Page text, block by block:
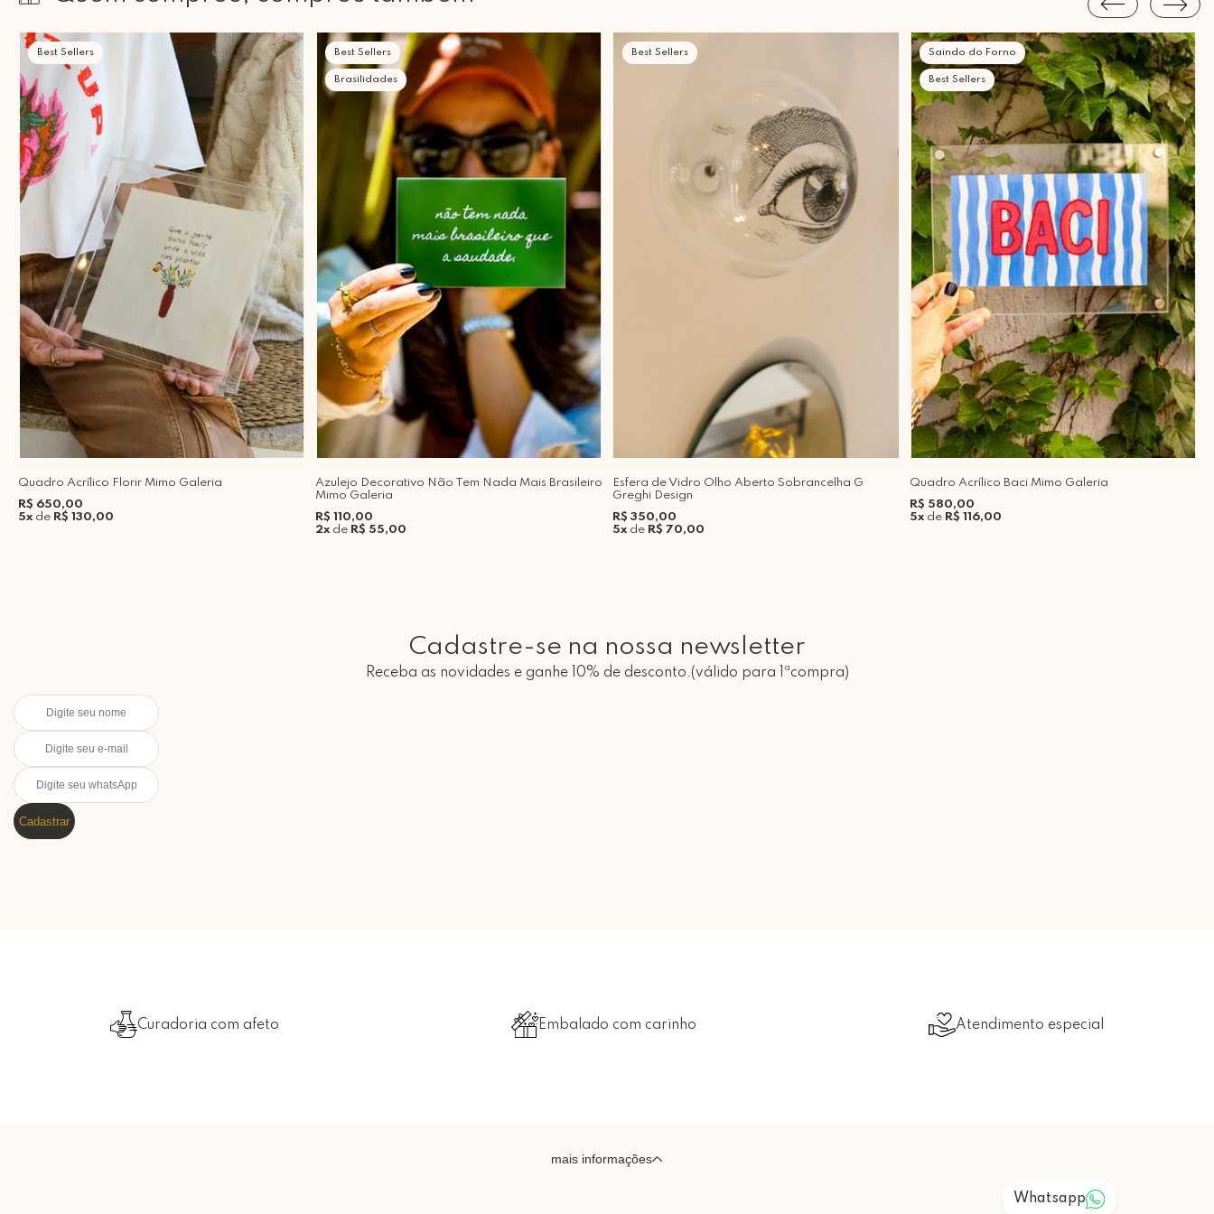
Best Sellers
Quadro Acrílico Florir Mimo Galeria
R$ 650,00
5xde R$ 130,00
Best Sellers
Brasilidades
Azulejo Decorativo Não Tem Nada Mais Brasileiro
Mimo Galeria
R$ 110,00
2xde R$ 55,00
Best Sellers
Esfera de Vidro Olho Aberto Sobrancelha G
Greghi Design
R$ 350,00
5xde R$ 70,00
Saindo do Forno
Best Sellers
Quadro Acrílico Baci Mimo Galeria
R$ 580,00
5xde R$ 116,00
Cadastre-se na nossa newsletter
Receba as novidades e ganhe 10% de desconto.(válido para 1ªcompra)
Cadastrar
Curadoria com afeto Embalado com carinho Atendimento especial
Whatsapp
mais informações